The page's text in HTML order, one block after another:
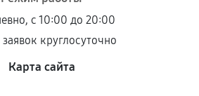
с 10:00 до 20:00
круглосуточно
Карта сайта